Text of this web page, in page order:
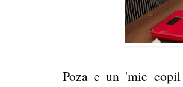
Poza e un 'mic